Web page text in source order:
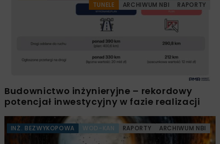
TUNELE
ARCHIWUM NBI RAPORTY
Budownictwo inżynieryjne – rekordowy
potencjał inwestycyjny w fazie realizacji
INŻ. BEZWYKOPOWA WOD-KAN RAPORTY ARCHIWUM NBI